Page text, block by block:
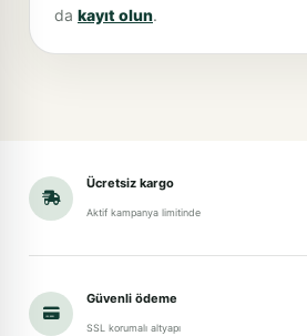
da kayıt olun.
Ücretsiz kargo
Aktif kampanya limitinde
Güvenli ödeme
SSL korumalı altyapı